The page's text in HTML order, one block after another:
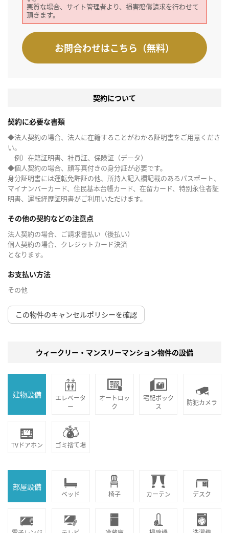
悪質な場合、サイト管理者より、損害賠償請求を行わせて
頂きます。
お問合わせはこちら（無料）
契約について
契約に必要な書類
◆法人契約の場合、法人に在籍することがわかる証明書をご用意くださ
い。
例）在籍証明書、社員証、保険証（データ）
◆個人契約の場合、顔写真付きの身分証が必要です。
身分証明書には運転免許証の他、所持人記入欄記載のあるパスポート、
マイナンバーカード、住民基本台帳カード、在留カード、特別永住者証
明書、運転経歴証明書がご利用いただけます。
その他の契約などの注意点
法人契約の場合、ご請求書払い（後払い）
個人契約の場合、クレジットカード決済
となります。
お支払い方法
その他
この物件のキャンセルポリシーを確認
ウィークリー・マンスリーマンション物件の設備
建物設備
エレベータ
ー
オートロッ
ク
宅配ボック
ス
防犯カメラ
TVドアホン ゴミ捨て場
部屋設備
ベッド 椅子 カーテン デスク